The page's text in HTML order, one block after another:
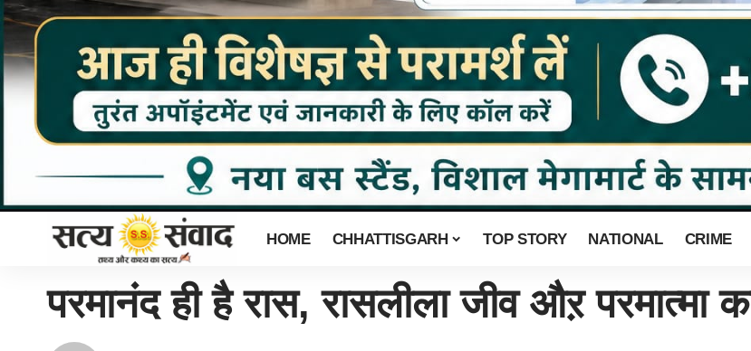
HOME CHHATTISGARH TOP STORY NATIONAL CRIME
परमानंद ही है रास, रासलीला जीव औऱ परमात्मा